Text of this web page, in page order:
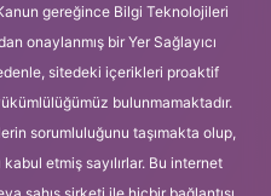
gereğince Bilgi Teknolojileri
onaylanmış bir Yer Sağlayıcı
sitedeki içerikleri proaktif
bulunmamaktadır.
sorumluluğunu taşımakta olup,
etmiş sayılırlar. Bu internet